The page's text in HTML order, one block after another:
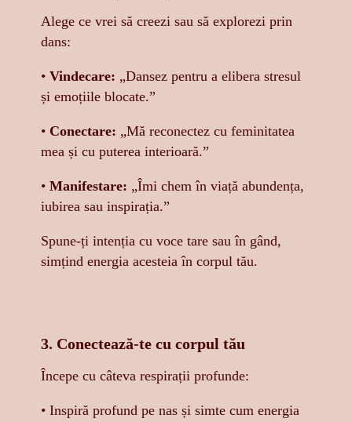
Alege ce vrei să creezi sau să explorezi prin
dans:
• Vindecare: „Dansez pentru a elibera stresul
și emoțiile blocate.”
• Conectare: „Mă reconectez cu feminitatea
mea și cu puterea interioară.”
• Manifestare: „Îmi chem în viață abundența,
iubirea sau inspirația.”
Spune-ți intenția cu voce tare sau în gând,
simțind energia acesteia în corpul tău.
3. Conectează-te cu corpul tău
Începe cu câteva respirații profunde:
• Inspiră profund pe nas și simte cum energia